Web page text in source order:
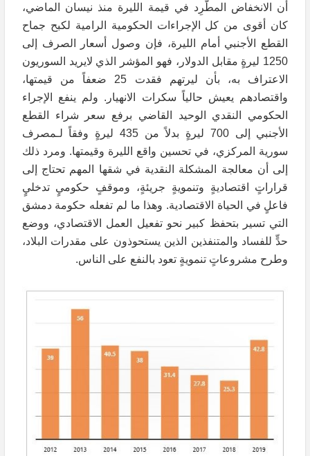
أن الانخفاض المطَّرِد في قيمة الليرة منذ نيسان الماضي،
كان أقوى من كل الإجراءات الحكومية الرامية لكبح جماح
القطع الأجنبي أمام الليرة، فإن وصول أسعار الصرف إلى
1250 ليرةٍ مقابل الدولار، فهو المؤشر الذي لايريد السوريون
الاعتراف به، بأن ليرتهم فقدت 25 ضعفاً من قيمتها،
واقتصادهم يعيش حالياً سكرات الانهيار. ولم ينفع الإجراء
الحكومي النقدي الوحيد القاضي برفع سعر شراء القطع
الأجنبي إلى 700 ليرةٍ بدلاً من 435 ليرةٍ وفقاً لـمصرف
سورية المركزي، في تحسين واقع الليرة وقيمتها. ومرد ذلك
إلى أن معالجة المشكلة النقدية في شقها المهم تحتاج إلى
قراراتٍ اقتصاديةٍ وتنمويةٍ جريئةٍ، وموقفٍ حكوميٍ تدخليٍ
فاعلٍ في الحياة الاقتصادية. وهذا ما لم تفعله حكومة دمشق
التي تسير بتحفظ كبير نحو تفعيل العمل الاقتصادي، ووضع
حدٍّ للفساد والمتنفذين الذين يستحوذون على مقدرات البلاد،
وطرح مشروعاتٍ تنمويةٍ تعود بالنفع على الناس.